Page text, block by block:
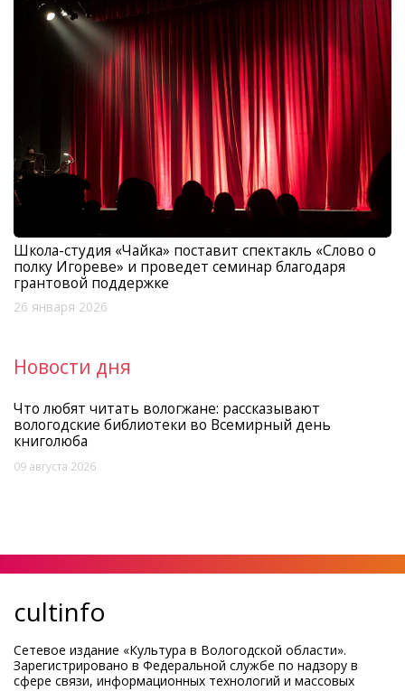
Школа-студия «Чайка» поставит спектакль «Слово о
полку Игореве» и проведет семинар благодаря
грантовой поддержке
26 января 2026
Новости дня
Что любят читать вологжане: рассказывают
вологодские библиотеки во Всемирный день
книголюба
09 августа 2026
cultinfo
Сетевое издание «Культура в Вологодской области».
Зарегистрировано в Федеральной службе по надзору в
сфере связи, информационных технологий и массовых